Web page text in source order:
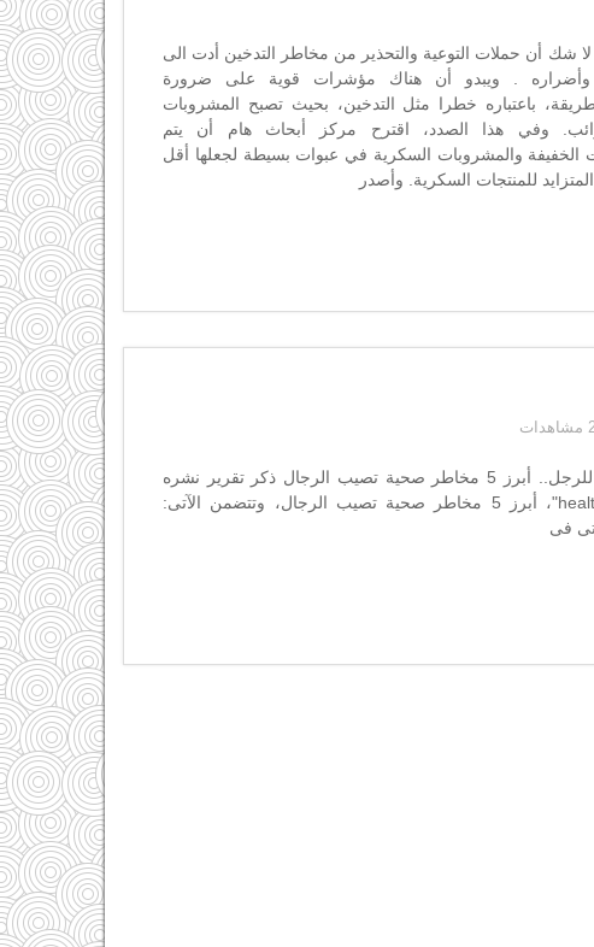
شك أن حملات التوعية والتحذير من مخاطر التدخين أدت الى
. ويبدو أن هناك مؤشرات قوية على ضرورة
باعتباره خطرا مثل التدخين، بحيث تصبح المشروبات
وفي هذا الصدد، اقترح مركز أبحاث هام أن يتم
الخفيفة والمشروبات السكرية في عبوات بسيطة لجعلها أقل
للمنتجات السكرية. وأصدر
تزامنا مع اليوم العالمى للرجل.. أبرز 5 مخاطر صحية تصيب الرجال ذكر تقرير نشره
الموقع الأمريكى "healthline"، أبرز 5 مخاطر صحية تصيب الرجال، وتتضمن الآتى: